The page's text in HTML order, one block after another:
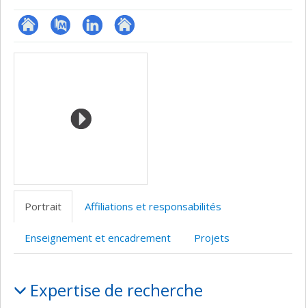
ResearchGate
PubMedLinkedInAutre
Médias
Portrait Affiliations et responsabilités
Enseignement et encadrement Projets
Expertise de recherche